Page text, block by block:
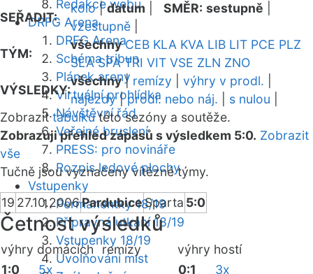
Redakce webu
DRFG Arena
DRFG Arena
Schéma tribun
Plánek areny
Virtuální prohlídka
Návštěvní řád
Veřejné bruslení
PRESS: pro novináře
Rozpis ledové plochy
Vstupenky
Permanentky 18/19
Přípravná utkání 18/19
Vstupenky 18/19
Uvolňování míst
SEŘADIT:
kolo|datum SMĚR: sestupně
vzestupně
TÝM:
všechny CEB KLA KVA LIB LIT PCE PLZ
SLA SPA TRI VIT VSE ZLN ZNO
VÝSLEDKY:
všechny| remízy výhry v prodl.
nájezdy|prodl. nebo náj. s nulou
Zobrazittabulkutéto sezóny a soutěže.
Zobrazuji přehled zápasů s výsledkem 5:0. Zobrazit
vše
Tučně jsou vyznačeny vítězné týmy.
19 27.10.2006PardubiceSparta 5:0
Četnost výsledků
výhry domácích remízy výhry hostí
1:0
5x
0:1
3x